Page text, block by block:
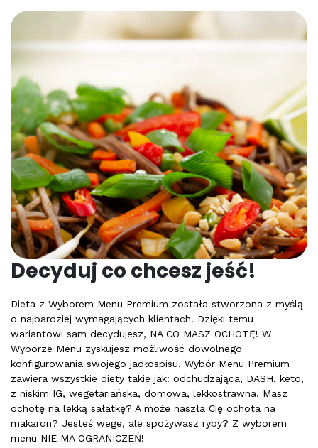
Decyduj co chcesz jeść!
Dieta z Wyborem Menu Premium została stworzona z myślą
o najbardziej wymagających klientach. Dzięki temu
wariantowi sam decydujesz, NA CO MASZ OCHOTĘ! W
Wyborze Menu zyskujesz możliwość dowolnego
konfigurowania swojego jadłospisu. Wybór Menu Premium
zawiera wszystkie diety takie jak: odchudzająca, DASH, keto,
z niskim IG, wegetariańska, domowa, lekkostrawna. Masz
ochotę na lekką sałatkę? A może naszła Cię ochota na
makaron? Jesteś wege, ale spożywasz ryby? Z wyborem
menu NIE MA OGRANICZEŃ!